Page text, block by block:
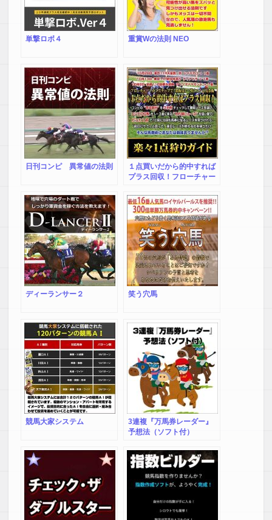
単撃ロボ４ 重賞Wの法則 NEO
日刊コンピ 異常値の法則
１点買いだから的中すれば
プラス回収！フローチャー
馬」へ導くコンピ馬券術
『楽々１点狩りガイド』
ディーランサー２ 笑う穴馬
競馬大家システム
3連複『万馬券レーダー』
予想法（ソフト付）